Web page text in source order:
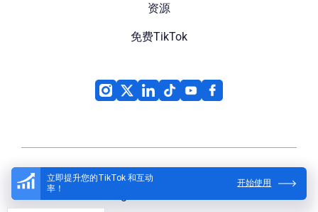
立即提升您的TikTok 和互动
率！
开始使用
资源
免费TikTok